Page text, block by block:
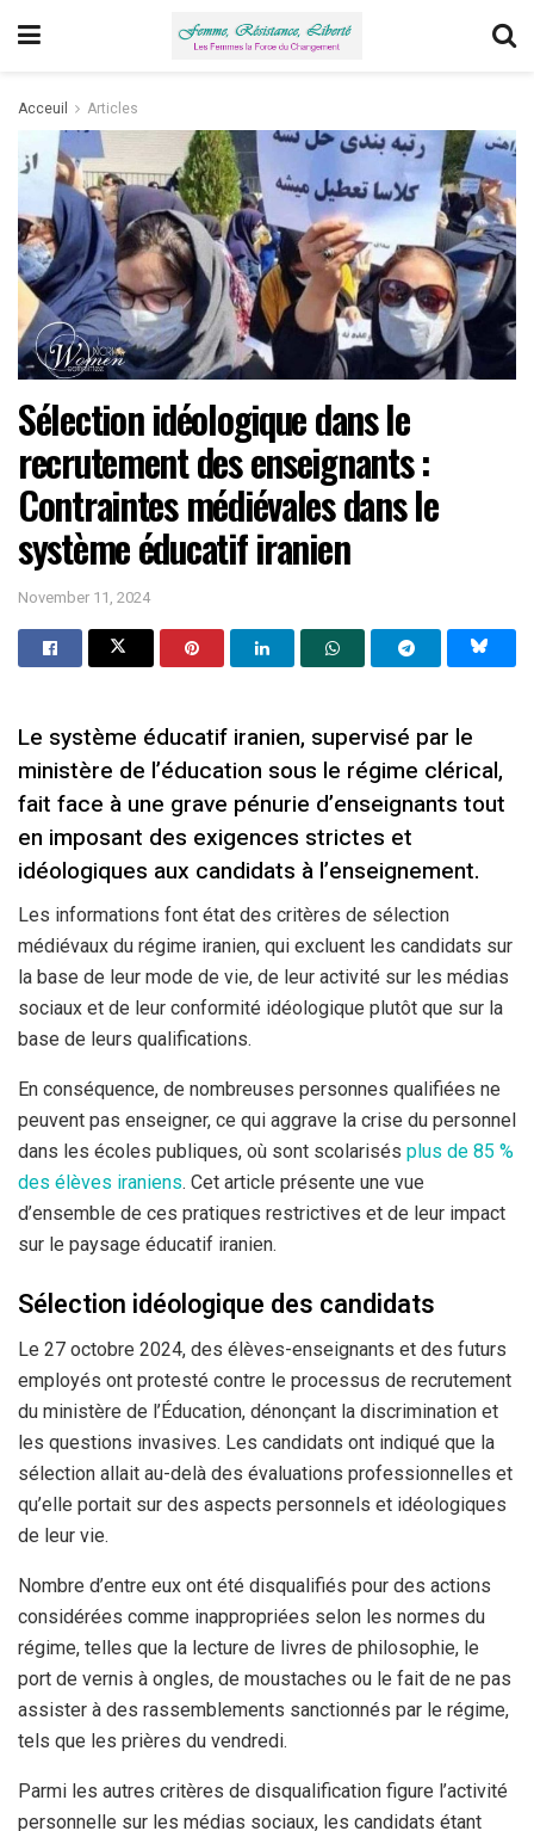
Acceuil Articles
Sélection idéologique dans le
recrutement des enseignants :
Contraintes médiévales dans le
système éducatif iranien
November 11, 2024
Le système éducatif iranien, supervisé par le
ministère de l’éducation sous le régime clérical,
fait face à une grave pénurie d’enseignants tout
en imposant des exigences strictes et
idéologiques aux candidats à l’enseignement.
Les informations font état des critères de sélection
médiévaux du régime iranien, qui excluent les candidats sur
la base de leur mode de vie, de leur activité sur les médias
sociaux et de leur conformité idéologique plutôt que sur la
base de leurs qualifications.
En conséquence, de nombreuses personnes qualifiées ne
peuvent pas enseigner, ce qui aggrave la crise du personnel
dans les écoles publiques, où sont scolarisés plus de 85 %
des élèves iraniens. Cet article présente une vue
d’ensemble de ces pratiques restrictives et de leur impact
sur le paysage éducatif iranien.
Sélection idéologique des candidats
Le 27 octobre 2024, des élèves-enseignants et des futurs
employés ont protesté contre le processus de recrutement
du ministère de l’Éducation, dénonçant la discrimination et
les questions invasives. Les candidats ont indiqué que la
sélection allait au-delà des évaluations professionnelles et
qu’elle portait sur des aspects personnels et idéologiques
de leur vie.
Nombre d’entre eux ont été disqualifiés pour des actions
considérées comme inappropriées selon les normes du
régime, telles que la lecture de livres de philosophie, le
port de vernis à ongles, de moustaches ou le fait de ne pas
assister à des rassemblements sanctionnés par le régime,
tels que les prières du vendredi.
Parmi les autres critères de disqualification figure l’activité
personnelle sur les médias sociaux, les candidats étant